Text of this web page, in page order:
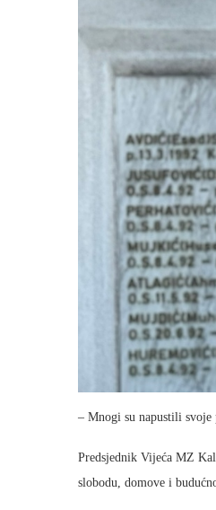
– Mnogi su napustili svoje
Predsjednik Vijeća MZ
slobodu, domove i